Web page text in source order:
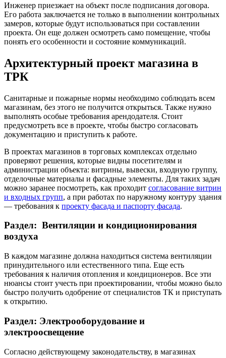
Инженер приезжает на объект после подписания договора.
Его работа заключается не только в выполнении контрольных
замеров, которые будут использоваться при составлении
проекта. Он еще должен осмотреть само помещение, чтобы
понять его особенности и состояние коммуникаций.
Архитектурный проект магазина в
ТРК
Санитарные и пожарные нормы необходимо соблюдать всем
магазинам, без этого не получится открыться. Также нужно
выполнять особые требования арендодателя. Стоит
предусмотреть все в проекте, чтобы быстро согласовать
документацию и приступить к работе.
В проектах магазинов в торговых комплексах отдельно
проверяют решения, которые видны посетителям и
администрации объекта: витрины, вывески, входную группу,
отделочные материалы и фасадные элементы. Для таких задач
можно заранее посмотреть, как проходит согласование витрин
и входных групп, а при работах по наружному контуру здания
— требования к проекту фасада и паспорту фасада.
Раздел: Вентиляции и кондиционирования
воздуха
В каждом магазине должна находиться система вентиляции
принудительного или естественного типа. Еще есть
требования к наличия отопления и кондиционеров. Все эти
нюансы стоит учесть при проектировании, чтобы можно было
быстро получить одобрение от специалистов ТК и приступать
к открытию.
Раздел: Электрооборудование и
электроосвещение
Согласно действующему законодательству, в магазинах